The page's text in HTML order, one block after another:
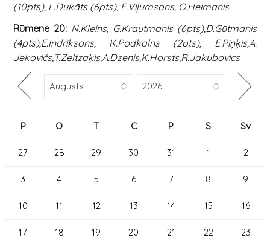
(10pts), L.Dukāts (6pts), E.Viļumsons, O.Heimanis
Rūmene 20: N.Kleins, G.Krautmanis (6pts),D.Gūtmanis
(4pts),E.Indriksons, K.Podkalns (2pts), E.Piņķis,A.
Jekovičs,T.Zeltzaķis,A.Dzenis,K.Horsts,R.Jakubovics
P O T C P S Sv
27 28 29 30 31 1 2
3 4 5 6 7 8 9
10 11 12 13 14 15 16
17 18 19 20 21 22 23